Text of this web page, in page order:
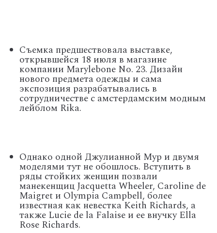
Съемка предшествовала выставке,
открывшейся 18 июля в магазине
компании Marylebone No. 23. Дизайн
нового предмета одежды и сама
экспозиция разрабатывались в
сотрудничестве с амстердамским модным
лейблом Rika.
Однако одной Джулианной Мур и двумя
моделями тут не обошлось. Вступить в
ряды стойких женщин позвали
манекенщиц Jacquetta Wheeler, Caroline de
Maigret и Olympia Campbell, более
известная как невестка Keith Richards, а
также Lucie de la Falaise и ее внучку Ella
Rose Richards.